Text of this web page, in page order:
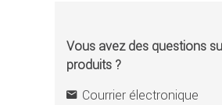
Vous avez des questions
produits ?
Courrier électronique